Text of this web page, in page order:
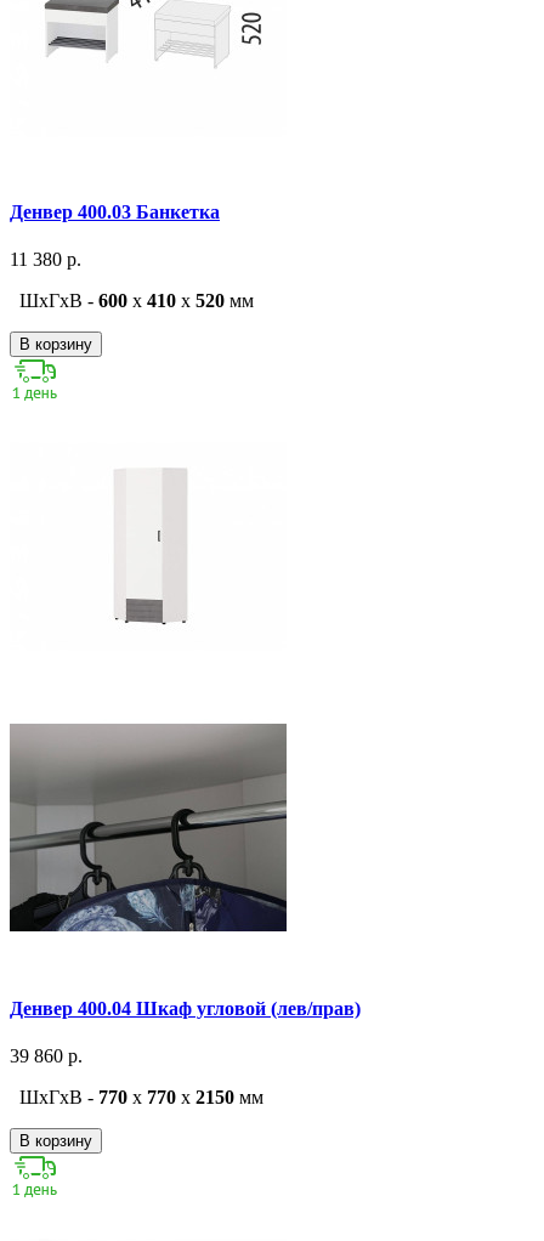
Денвер 400.03 Банкетка
11 380 р.
ШxГxВ - 600 x 410 x 520 мм
В корзину
Денвер 400.04 Шкаф угловой (лев/прав)
39 860 р.
ШxГxВ - 770 x 770 x 2150 мм
В корзину